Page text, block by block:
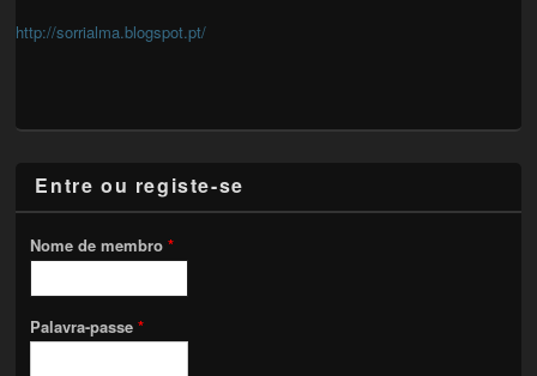
http://sorrialma.blogspot.pt/
Entre ou registe-se
Nome de membro*
Palavra-passe*